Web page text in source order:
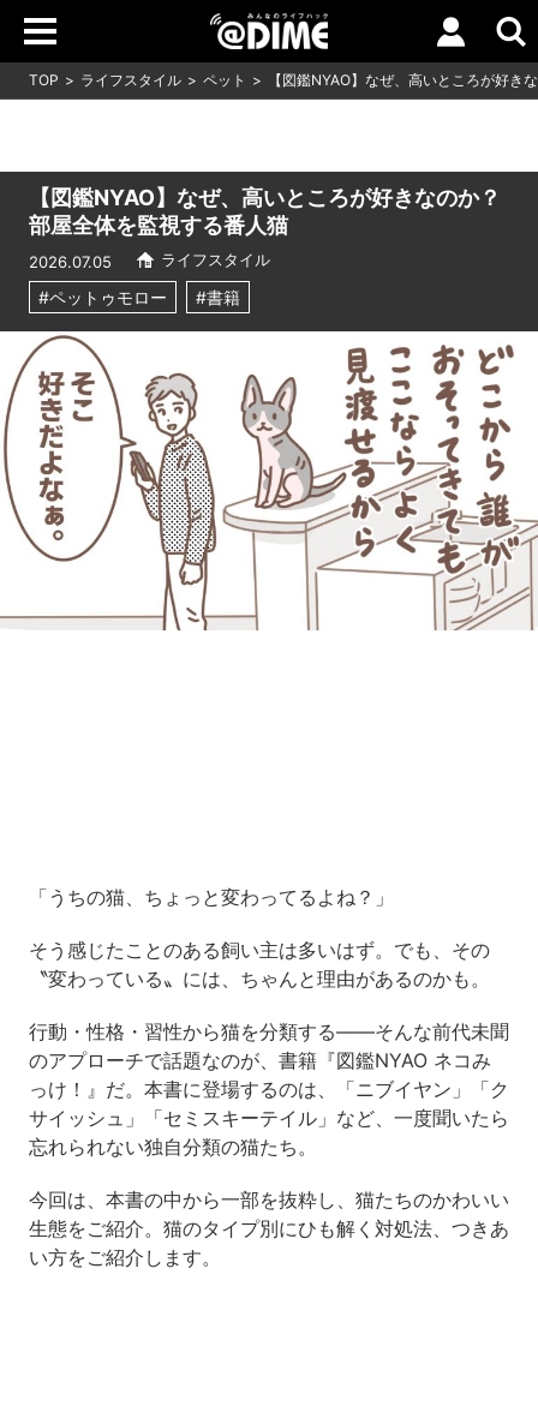
TOP ライフスタイル ペット 【図鑑NYAO】なぜ、高いところが好き
【図鑑NYAO】なぜ、高いところが好きなのか？
部屋全体を監視する番人猫
2026.07.05 ライフスタイル
#ペットゥモロー #書籍
「うちの猫、ちょっと変わってるよね？」
そう感じたことのある飼い主は多いはず。でも、その
〝変わっている〟には、ちゃんと理由があるのかも。
行動・性格・習性から猫を分類する――そんな前代未聞
のアプローチで話題なのが、書籍『図鑑NYAO ネコみ
っけ！』だ。本書に登場するのは、「ニブイヤン」「ク
サイッシュ」「セミスキーテイル」など、一度聞いたら
忘れられない独自分類の猫たち。
今回は、本書の中から一部を抜粋し、猫たちのかわいい
生態をご紹介。猫のタイプ別にひも解く対処法、つきあ
い方をご紹介します。